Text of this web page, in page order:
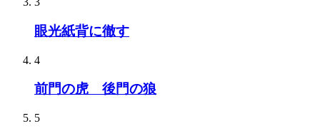
眼光紙背に徹す
4
前門の虎 後門の狼
5